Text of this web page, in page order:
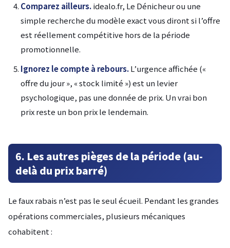
Comparez ailleurs.idealo.fr, Le Dénicheur ou une
simple recherche du modèle exact vous diront si l’offre
est réellement compétitive hors de la période
promotionnelle.
Ignorez le compte à rebours.L’urgence affichée («
offre du jour », « stock limité ») est un levier
psychologique, pas une donnée de prix. Un vrai bon
prix reste un bon prix le lendemain.
6. Les autres pièges de la période (au-
delà du prix barré)
Le faux rabais n’est pas le seul écueil. Pendant les grandes
opérations commerciales, plusieurs mécaniques
cohabitent :